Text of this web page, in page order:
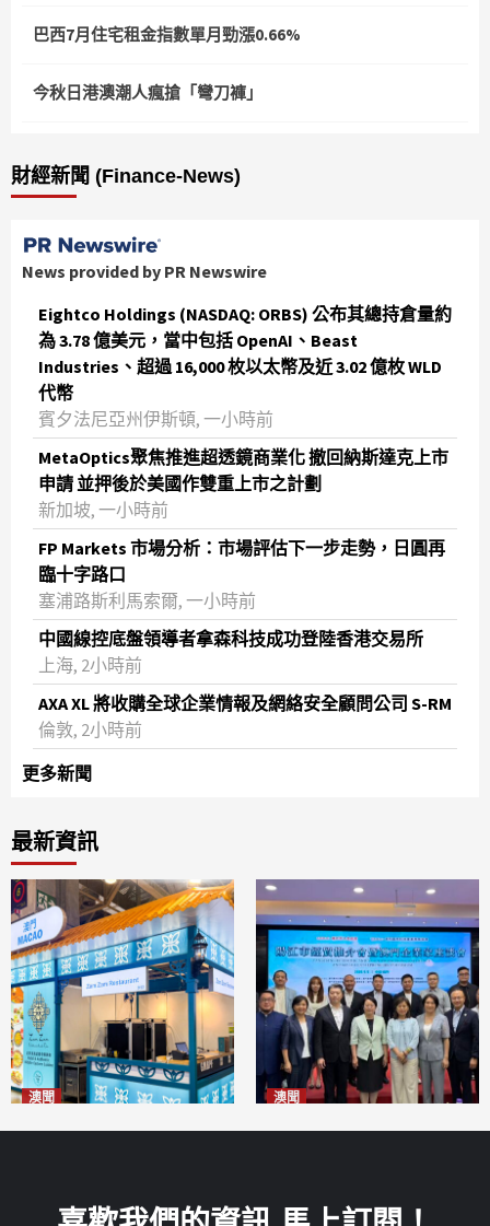
巴西7月住宅租金指數單月勁漲0.66%
今秋日港澳潮人瘋搶「彎刀褲」
財經新聞 (Finance-News)
News provided by PR Newswire
Eightco Holdings (NASDAQ: ORBS) 公布其總持倉量約
為 3.78 億美元，當中包括 OpenAI、Beast
Industries、超過 16,000 枚以太幣及近 3.02 億枚 WLD
代幣
賓夕法尼亞州伊斯頓, 一小時前
MetaOptics聚焦推進超透鏡商業化 撤回納斯達克上市
申請 並押後於美國作雙重上市之計劃
新加坡, 一小時前
FP Markets 市場分析：市場評估下一步走勢，日圓再
臨十字路口
塞浦路斯利馬索爾, 一小時前
中國線控底盤領導者拿森科技成功登陸香港交易所
上海, 2小時前
AXA XL 將收購全球企業情報及網絡安全顧問公司 S-RM
倫敦, 2小時前
更多新聞
最新資訊
澳聞 澳聞